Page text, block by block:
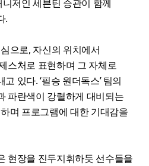
저인 세븐틴 승관이 함께
.
으로, 자신의 위치에서
스처로 표현하며 그 자체로
있다. ‘필승 원더독스’ 팀의
파란색이 강렬하게 대비되는
며 프로그램에 대한 기대감을
현장을 진두지휘하듯 선수들을